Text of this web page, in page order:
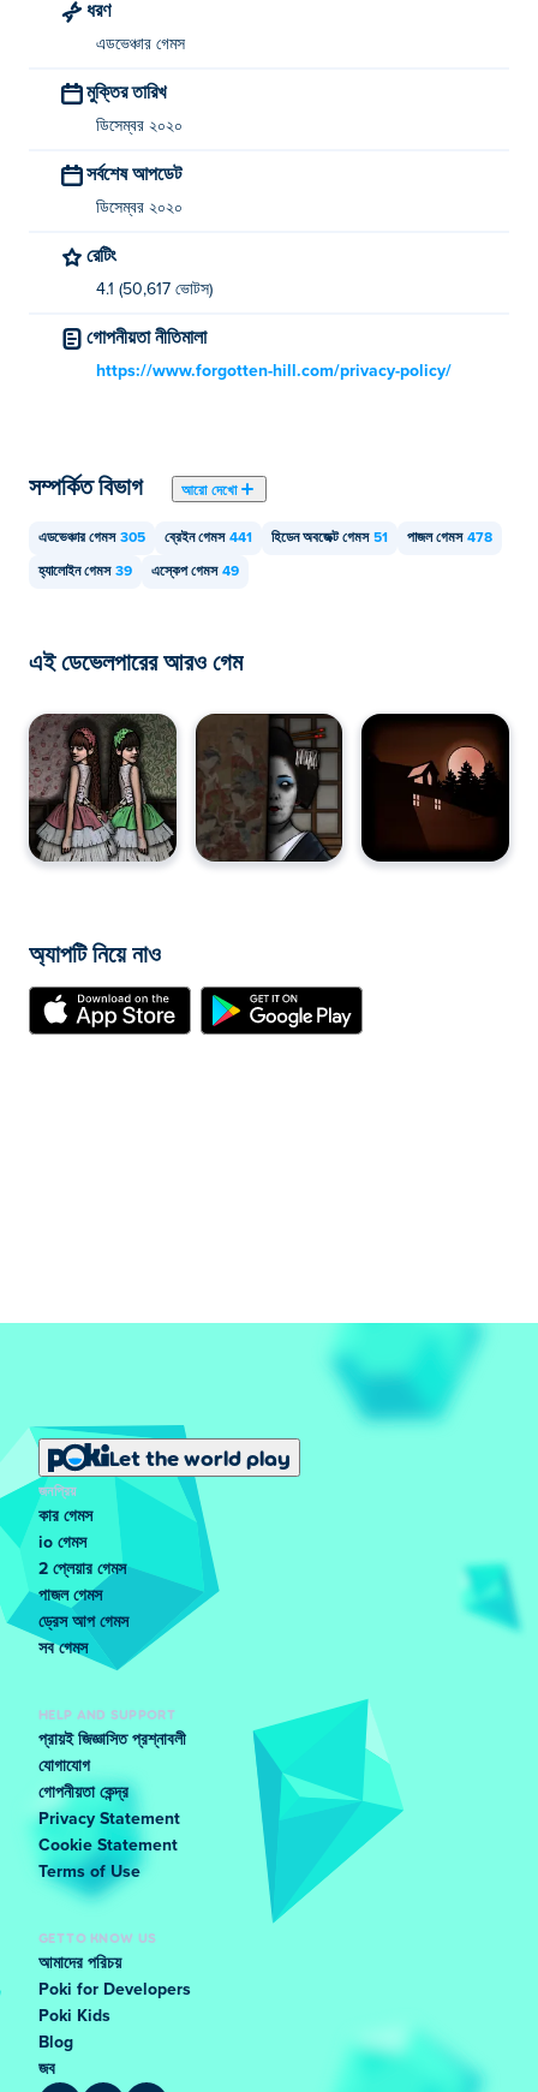
ধরণ
এডভেঞ্চার গেমস
মুক্তির তারিখ
ডিসেম্বর ২০২০
সর্বশেষ আপডেট
ডিসেম্বর ২০২০
রেটিং
4.1 (50,617 ভোটস)
গোপনীয়তা নীতিমালা
https://www.forgotten-hill.com/privacy-policy/
সম্পর্কিত বিভাগ আরো দেখো
এডভেঞ্চার গেমস 305 ব্রেইন গেমস 441 হিডেন অবজেক্ট গেমস 51 পাজল গেমস 478
হ্যালোইন গেমস 39 এস্কেপ গেমস 49
এই ডেভেলপারের আরও গেম
অ্যাপটি নিয়ে নাও
Let the world play
জনপ্রিয়
কার গেমস
io গেমস
2 প্লেয়ার গেমস
পাজল গেমস
ড্রেস আপ গেমস
সব গেমস
HELP AND SUPPORT
প্রায়ই জিজ্ঞাসিত প্রশ্নাবলী
যোগাযোগ
গোপনীয়তা কেন্দ্র
Privacy Statement
Cookie Statement
Terms of Use
GET TO KNOW US
আমাদের পরিচয়
Poki for Developers
Poki Kids
Blog
জব